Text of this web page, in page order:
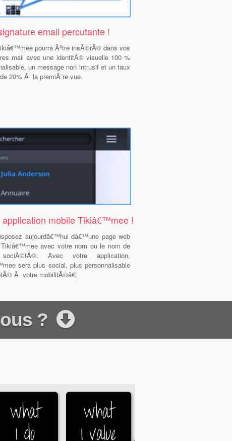
email percutante !
pourra Ãªtre insÃ©rÃ© dans vos
mail avec une identitÃ© visuelle 100 %
un message non intrusif et un taux
20% Ã la premiÃ¨re vue.
application mobile Tikiâ€™mee !
aujourdâ€™hui dâ€™une page web
avec votre nom ou le nom de
Avec votre application,
sera plus social, plus personnalisable
Ã votre mobilitÃ©â€¦
?